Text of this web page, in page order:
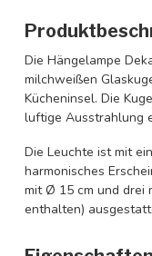
Die Hängelampe
milchweißen
Kücheninsel. Die
luftige Ausstrahlung
Die Leuchte ist mit
harmonisches
mit Ø 15 cm und drei
enthalten)